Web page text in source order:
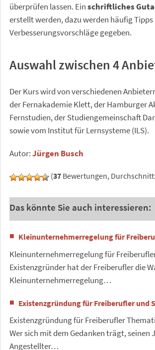
überprüfen lassen. Einschriftliches
erstellt werden, dazu werden häufig Tipps
Verbesserungsvorschläge gegeben.
Auswahl zwischen 4
Der Kurs wird von verschiedenen
der Fernakademie Klett, der Hamburger
Fernstudien, der Studiengemeinschaft
sowie vom Institut für Lernsysteme (ILS).
Autor:Jürgen Busch
(37 Bewertungen, Durchschnitt:
Das könnte Sie auch interessieren:
Kleinunternehmerregelung für
Kleinunternehmerregelung für
Existenzgründer hat der Freiberufler die
Kleinunternehmerregelung…
Existenzgründung für Freiberufler und
Existenzgründung für Freiberufler
Wer sich mit dem Gedanken trägt, seinen
Angestellter…